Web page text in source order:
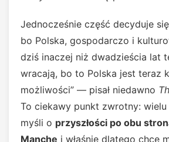
Jednocześnie część decyduje
bo Polska, gospodarczo i
dziś inaczej niż dwadzieścia lat
wracają, bo to Polska jest teraz
możliwości” — pisał niedawno
To ciekawy punkt zwrotny:
myśli o przyszłości po obu
Manche i właśnie dlatego chce